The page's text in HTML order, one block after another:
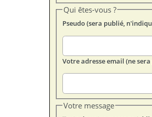
Qui êtes-vous ?
Pseudo (sera publié,
Votre adresse email (ne
Votre message